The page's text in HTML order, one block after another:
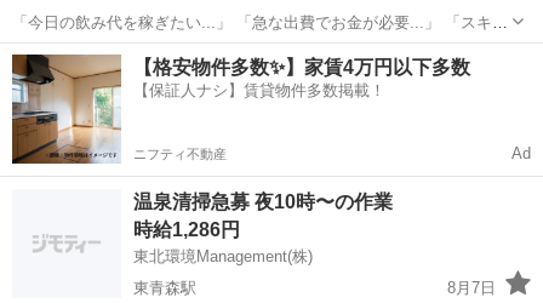
「今日の飲み代を稼ぎたい...」 「急な出費でお金が必要...」 「スキマ
時間をお金に変えたい...」 そんな方にオススメな募集です！！ ■■■報
酬はすぐ受け取りOK！■■■ ✔ 決まった勤務時間なし！...
東京 新宿区 その他 スキマ時間
【格安物件多数✨】家賃4万円以下多数
【保証人ナシ】賃貸物件多数掲載！
ニフティ不動産 Ad
温泉清掃急募 夜10時〜の作業
時給1,286円
東北環境Management(株)
東青森駅
8月7日